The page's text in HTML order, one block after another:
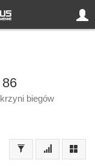
biegów